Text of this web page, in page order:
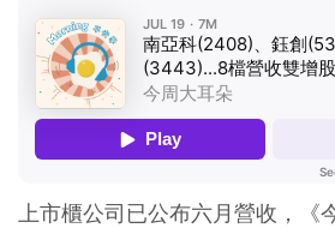
上市櫃公司已公布六月營收，《